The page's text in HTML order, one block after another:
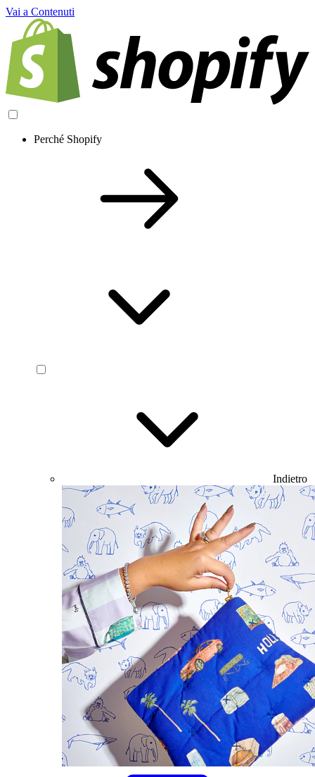
Vai a Contenuti
Perché Shopify
Indietro